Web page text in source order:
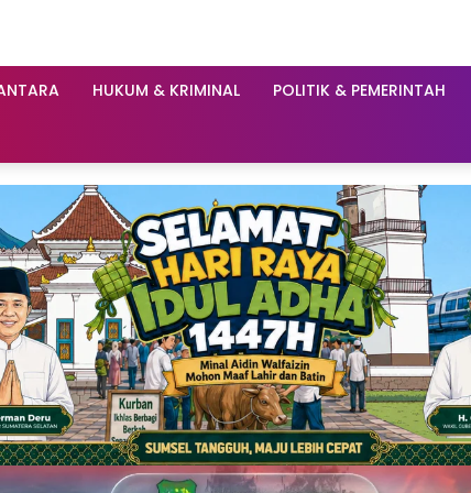
HUKUM & KRIMINAL POLITIK & PEMERINTAH